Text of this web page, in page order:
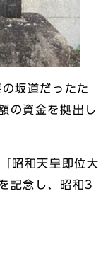
坂道だったた
の資金を拠出し
昭和天皇即位大
記念し、昭和3